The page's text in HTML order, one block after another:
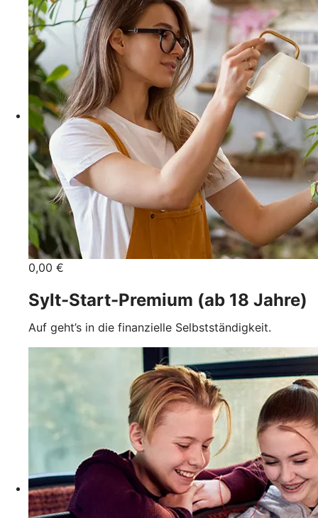
0,00 €
Sylt-Start-Premium (ab 18 Jahre)
Auf geht’s in die finanzielle Selbstständigkeit.